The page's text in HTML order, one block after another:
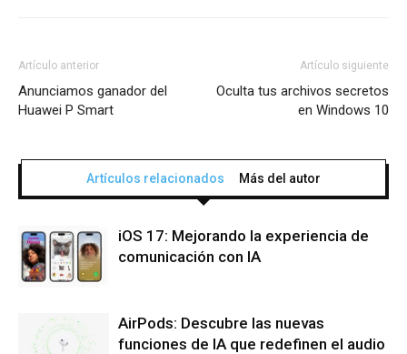
Artículo anterior
Anunciamos ganador del
Huawei P Smart
Artículo siguiente
Oculta tus archivos secretos
en Windows 10
Artículos relacionados Más del autor
iOS 17: Mejorando la experiencia de
comunicación con IA
AirPods: Descubre las nuevas
funciones de IA que redefinen el audio